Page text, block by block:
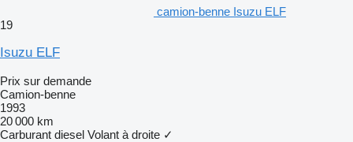
camion-benne Isuzu ELF
19
Isuzu ELF
Prix sur demande
Camion-benne
1993
20 000 km
Carburant diesel Volant à droite ✓